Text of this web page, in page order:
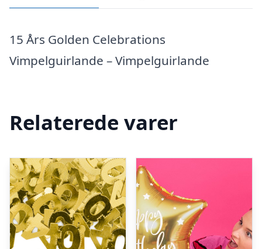
15 Års Golden Celebrations
Vimpelguirlande – Vimpelguirlande
Relaterede varer